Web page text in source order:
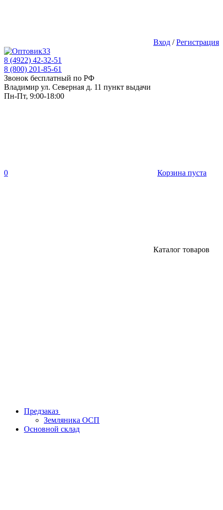
Вход /Регистрация
8 (4922) 42-32-51
8 (800) 201-85-61
Звонок бесплатный по РФ
Владимир ул. Северная д. 11 пункт выдачи
Пн-Пт, 9:00-18:00
0 Корзина пуста
Каталог товаров
Предзаказ
Земляника ОСП
Основной склад